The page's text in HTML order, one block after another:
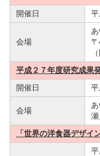
開催日
会場
平成２７年度研究成果
開催日
会場
「世界の洋食器デザイ